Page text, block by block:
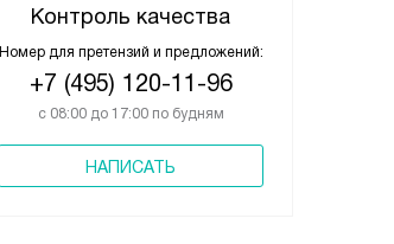
Контроль качества
Номер для претензий и предложений:
+7 (495) 120-11-96
с 08:00 до 17:00 по будням
НАПИСАТЬ